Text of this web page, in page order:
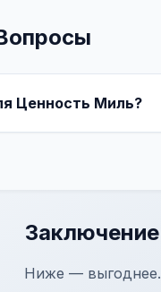
Ценность Миль?
Заключение
Ниже — выгоднее.